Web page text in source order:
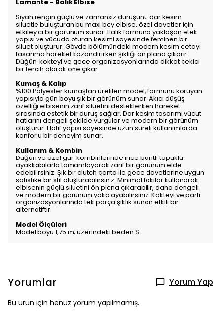
Lamante - Balık Elbise
Siyah rengin güçlü ve zamansız duruşunu dar kesim
siluetle buluşturan bu maxi boy elbise, özel davetler için
etkileyici bir görünüm sunar. Balık formuna yaklaşan etek
yapısı ve vücuda oturan kesimi sayesinde feminen bir
siluet oluşturur. Gövde bölümündeki modern kesim detayı
tasarıma hareket kazandırırken şıklığı ön plana çıkarır.
Düğün, kokteyl ve gece organizasyonlarında dikkat çekici
bir tercih olarak öne çıkar.
Kumaş & Kalıp
%100 Polyester kumaştan üretilen model, formunu koruyan
yapısıyla gün boyu şık bir görünüm sunar. Akıcı düşüş
özelliği elbisenin zarif siluetini desteklerken hareket
sırasında estetik bir duruş sağlar. Dar kesim tasarımı vücut
hatlarını dengeli şekilde vurgular ve modern bir görünüm
oluşturur. Hafif yapısı sayesinde uzun süreli kullanımlarda
konforlu bir deneyim sunar.
Kullanım & Kombin
Düğün ve özel gün kombinlerinde ince bantlı topuklu
ayakkabılarla tamamlayarak zarif bir görünüm elde
edebilirsiniz. Şık bir clutch çanta ile gece davetlerine uygun
sofistike bir stil oluşturabilirsiniz. Minimal takılar kullanarak
elbisenin güçlü siluetini ön plana çıkarabilir, daha dengeli
ve modern bir görünüm yakalayabilirsiniz. Kokteyl ve parti
organizasyonlarında tek parça şıklık sunan etkili bir
alternatiftir.
Model Ölçüleri
Model boyu 1,75 m; üzerindeki beden S.
Yorumlar Yorum Yap
Bu ürün için henüz yorum yapılmamış.